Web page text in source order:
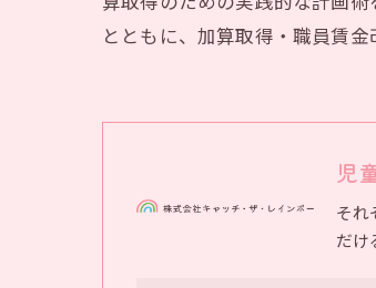
とともに、加算取得・職員賃
児
そ
だけ